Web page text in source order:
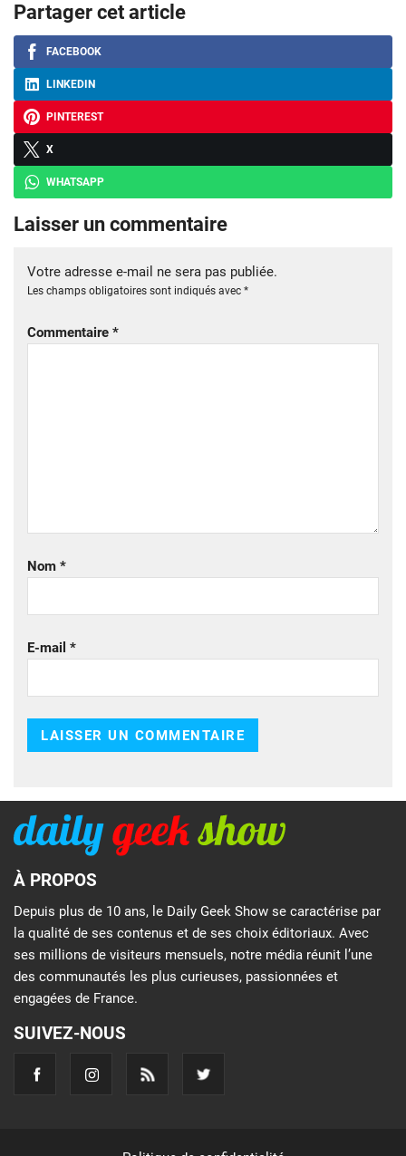
Partager cet article
FACEBOOK
LINKEDIN
PINTEREST
X
WHATSAPP
Laisser un commentaire
Votre adresse e-mail ne sera pas publiée.
Les champs obligatoires sont indiqués avec *
Commentaire *
Nom *
E-mail *
À PROPOS
Depuis plus de 10 ans, le Daily Geek Show se caractérise par
la qualité de ses contenus et de ses choix éditoriaux. Avec
ses millions de visiteurs mensuels, notre média réunit l’une
des communautés les plus curieuses, passionnées et
engagées de France.
SUIVEZ-NOUS